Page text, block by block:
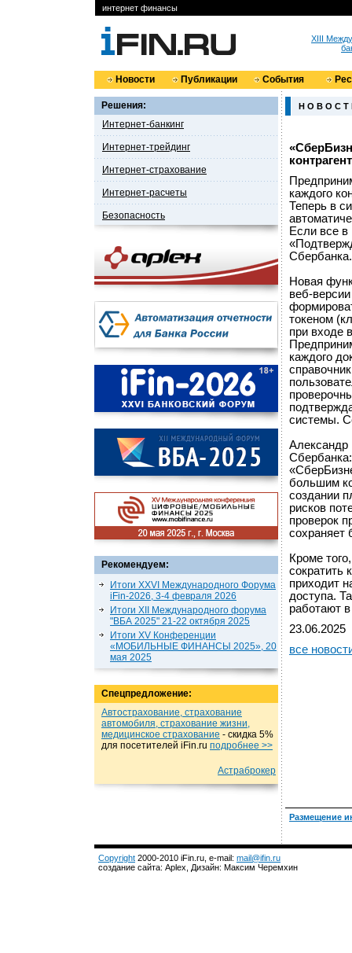
интернет финансы
XIII
Новости Публикации События
Решения:
Интернет-банкинг
Интернет-трейдинг
Интернет-страхование
Интернет-расчеты
Безопасность
Рекомендуем:
Итоги XXVI Международного Форума
iFin-2026, 3-4 февраля 2026
Итоги XII Международного форума
"ВБА 2025" 21-22 октября 2025
Итоги XV Конференции
«МОБИЛЬНЫЕ ФИНАНСЫ 2025», 20
мая 2025
Спецпредложение:
Автострахование, страхование
автомобиля, страхование жизни,
медицинское страхование - cкидка 5%
для посетителей iFin.ru подробнеe >>
Астраброкер
Н О В О С Т
каждого
Теперь в
Если все в
Сбербанка.
Новая
веб-
токеном
при входе
каждого
системы.
Александр
Сбербанка:
большим
создании
рисков
проверок
сохраняет
Кроме
сократить
приходит
доступа.
работают
23.06.2025
все
Размещение
Copyright 2000-2010 iFin.ru, e-mail: mail@ifin.ru
создание сайта: Aplex, Дизайн: Максим Черемхин